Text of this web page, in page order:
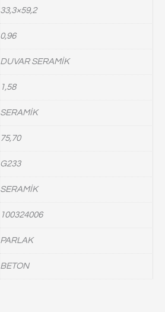
33,3×59,2
0,96
DUVAR SERAMİK
1,58
SERAMİK
75,70
G233
SERAMİK
100324006
PARLAK
BETON